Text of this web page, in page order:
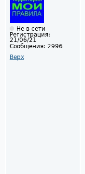
Не в сети
Регистрация:
21/06/21
Сообщения: 2996
Верх